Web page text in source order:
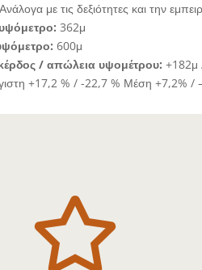
Ανάλογα με τις δεξιότητες και την
362μ
600μ
/ απώλεια υψομέτρου: +182μ
+17,2 % / -22,7 % Μέση +7,2% /
